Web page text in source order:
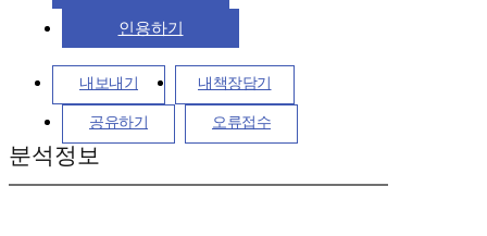
인용하기
내보내기 내책장담기
공유하기 오류접수
분석정보